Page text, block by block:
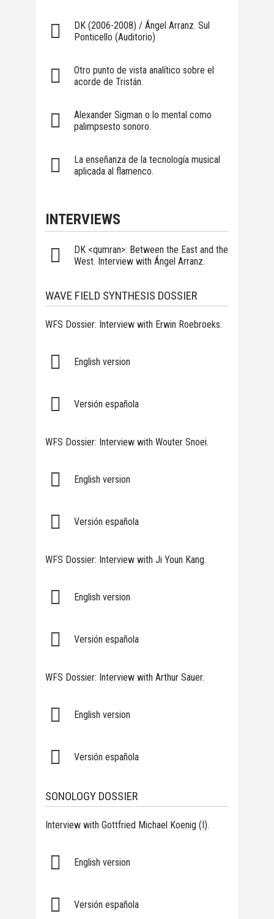
DK (2006-2008) / Ángel Arranz. Sul
Ponticello (Auditorio)
Otro punto de vista analítico sobre el
acorde de Tristán.
Alexander Sigman o lo mental como
palimpsesto sonoro.
La enseñanza de la tecnología musical
aplicada al flamenco.
INTERVIEWS
DK <qumran>: Between the East and the
West. Interview with Ángel Arranz.
WAVE FIELD SYNTHESIS DOSSIER
WFS Dossier: Interview with Erwin Roebroeks.
English version
Versión española
WFS Dossier: Interview with Wouter Snoei.
English version
Versión española
WFS Dossier: Interview with Ji Youn Kang.
English version
Versión española
WFS Dossier: Interview with Arthur Sauer.
English version
Versión española
SONOLOGY DOSSIER
Interview with Gottfried Michael Koenig (I).
English version
Versión española